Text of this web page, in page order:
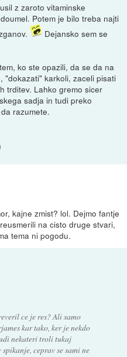
z zaroto vitaminske
Potem je bilo treba najti
Dejansko sem se
ko ste opazili, da se da na
"dokazati" karkoli, zaceli pisati
trditev. Lahko gremo sicer
sadja in tudi preko
razumete.
kajne zmist? lol. Dejmo fantje
na cisto druge stvari,
tema ni pogodu.
ce je res? Ali samo
kar tako, ker je nekdo
nekateri troli tukaj
ceprav se sami ne